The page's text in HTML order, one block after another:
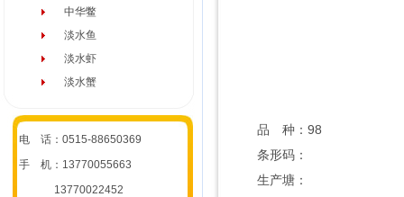
中华鳖
淡水鱼
淡水虾
淡水蟹
电 话：0515-88650369
手 机：13770055663
13770022452
品 种：98
条形码：
生产塘：